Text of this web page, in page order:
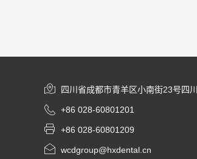
 四川省成都市青羊区小南街23号四
 +86 028-60801201
 +86 028-60801209
 wcdgroup@hxdental.cn